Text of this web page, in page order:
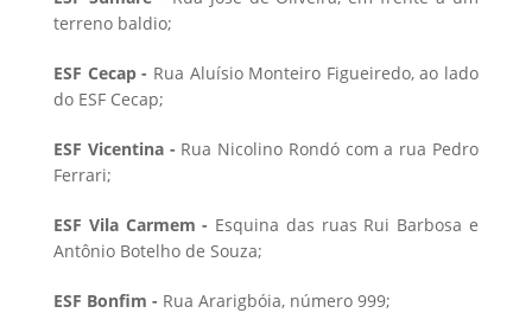
terreno baldio;
ESF Cecap - Rua Aluísio Monteiro Figueiredo, ao lado
do ESF Cecap;
ESF Vicentina - Rua Nicolino Rondó com a rua Pedro
Ferrari;
ESF Vila Carmem - Esquina das ruas Rui Barbosa e
Antônio Botelho de Souza;
ESF Bonfim - Rua Ararigbóia, número 999;